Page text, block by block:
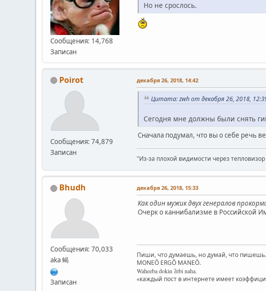
Сообщения: 14,768
Записан
Но не срослось.
Poirot
Сообщения: 74,879
Записан
декабря 26, 2018, 14:42
Цитата: zwh от декабря 26, 2018,
Сегодня мне должны были снять
Сначала подумал, что вы о себе речь
"Из-за плохой видимости через
Bhudh
Сообщения: 70,033
aka 蝎
Записан
декабря 26, 2018, 15:33
Как один мужик двух генералов
Очерк о каннибализме в Российской
Пиши, что думаешь, но думай, что пишешь.
MONEŌ ERGŌ MANEŌ.
Waheeba dokin ʔebi naha.
«каждый пост в интернете имеет